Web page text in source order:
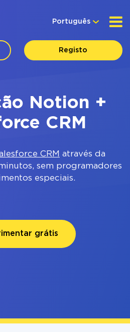
Português
Registo
Notion +
CRM
CRM através da
sem programadores
especiais.
grátis